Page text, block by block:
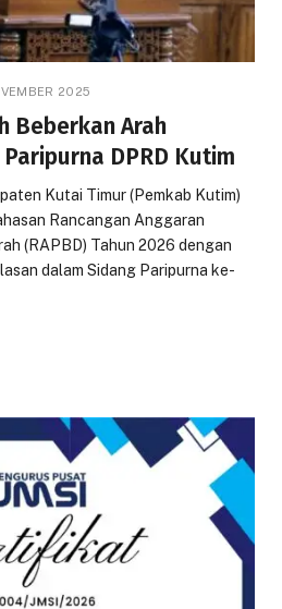
2025
Beberkan Arah
DPRD Kutim
Kutai Timur (Pemkab Kutim)
Rancangan Anggaran
(RAPBD) Tahun 2026 dengan
dalam Sidang Paripurna ke-